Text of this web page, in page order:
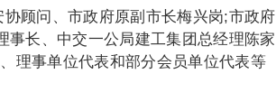
顾问、市政府原副市长梅兴岗;市政府
事长、中交一公局建工集团总经理陈家
理事单位代表和部分会员单位代表等